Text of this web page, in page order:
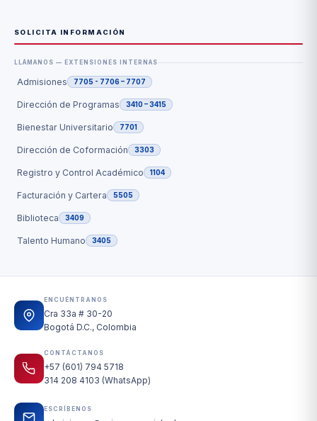
SOLICITA INFORMACIÓN
LLÁMANOS — EXTENSIONES INTERNAS
Admisiones 7705 - 7706 – 7707
Dirección de Programas 3410 – 3415
Bienestar Universitario 7701
Dirección de Coformación 3303
Registro y Control Académico 1104
Facturación y Cartera 5505
Biblioteca 3409
Talento Humano 3405
ENCUÉNTRANOS
Cra 33a # 30-20
Bogotá D.C., Colombia
CONTÁCTANOS
+57 (601) 794 5718
314 208 4103 (WhatsApp)
ESCRÍBENOS